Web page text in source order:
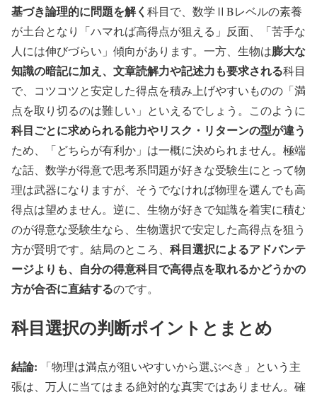
基づき論理的に問題を解く 科目で、数学ⅡBレベルの素養
が土台となり「ハマれば高得点が狙える」反面、「苦手な
人には伸びづらい」傾向があります。一方、生物は膨大な
知識の暗記に加え、文章読解力や記述力も要求される科目
で、コツコツと安定した得点を積み上げやすいものの「満
点を取り切るのは難しい」といえるでしょう。このように
科目ごとに求められる能力やリスク・リターンの型が違う
ため、「どちらが有利か」は一概に決められません。極端
な話、数学が得意で思考系問題が好きな受験生にとって物
理は武器になりますが、そうでなければ物理を選んでも高
得点は望めません。逆に、生物が好きで知識を着実に積む
のが得意な受験生なら、生物選択で安定した高得点を狙う
方が賢明です。結局のところ、 科目選択によるアドバンテ
ージよりも、自分の得意科目で高得点を取れるかどうかの
方が合否に直結するのです。
科目選択の判断ポイントとまとめ
結論: 「物理は満点が狙いやすいから選ぶべき」という主
張は、万人に当てはまる絶対的な真実ではありません。確